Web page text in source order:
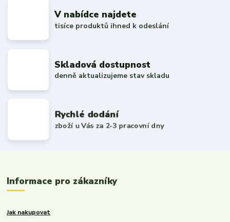
V nabídce najdete
tisíce produktů ihned k odeslání
Skladová dostupnost
denně aktualizujeme stav skladu
Rychlé dodání
zboží u Vás za 2-3 pracovní dny
Informace pro zákazníky
Jak nakupovat